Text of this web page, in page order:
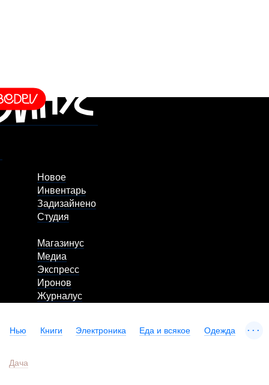
Новое
Инвентарь
Задизайнено
Студия
Магазинус
Медиа
Экспресс
Иронов
Журналус
Нью Книги Электроника Еда и всякое Одежда ...
Дача